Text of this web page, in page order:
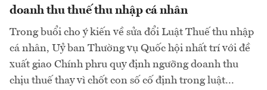
doanh thu thuế thu nhập cá nhân
Trong buổi cho ý kiến về sửa đổi Luật Thuế thu nhập
cá nhân, Uỷ ban Thường vụ Quốc hội nhất trí với đề
xuất giao Chính phru quy định ngưỡng doanh thu
chịu thuế thay vì chốt con số cố định trong luật...